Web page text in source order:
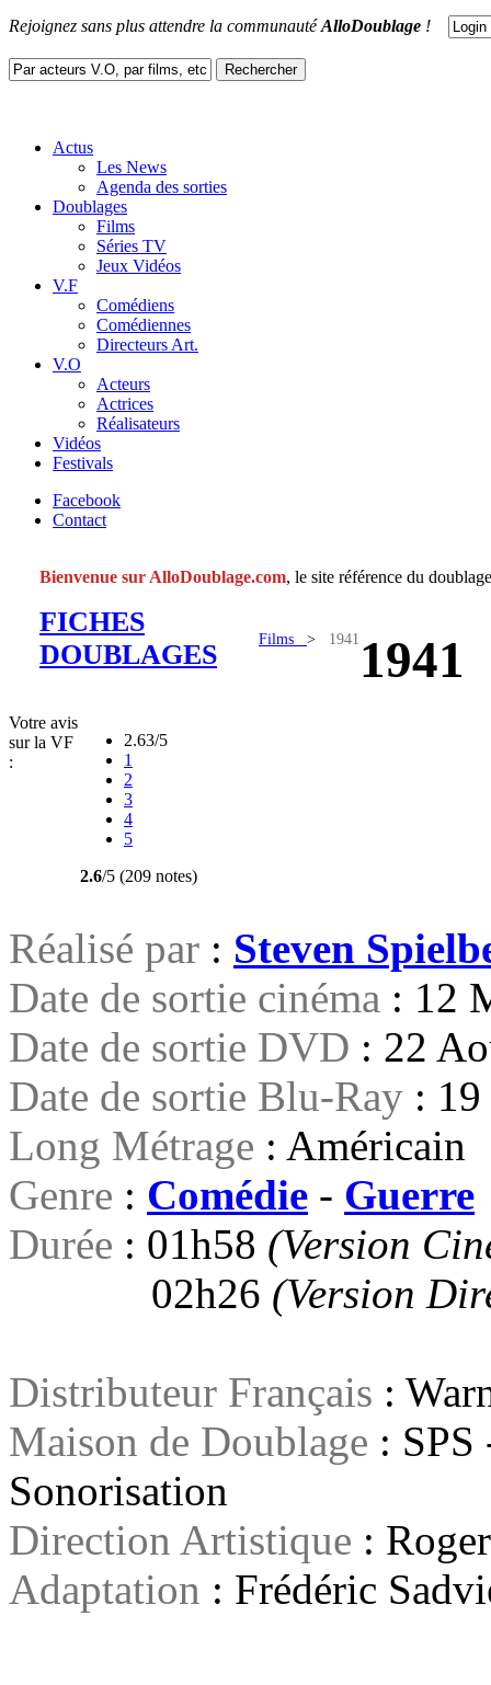
Rejoignez sans plus attendre la communautéAlloDoublage !
Actus
Les News
Agenda des sorties
Doublages
Films
Séries TV
Jeux Vidéos
V.F
Comédiens
Comédiennes
Directeurs Art.
V.O
Acteurs
Actrices
Réalisateurs
Vidéos
Festivals
Facebook
Contact
Bienvenue sur AlloDoublage.com, le site référence du
FICHES
DOUBLAGES
Films > 1941 1941
Votre avis
sur la VF
:
2.63/5
1
2
3
4
5
2.6/5 (209 notes)
Réalisé par : Steven
Date de sortie cinéma : 12
Date de sortie DVD : 22
Date de sortie Blu-Ray :
Long Métrage : Américain
Genre : Comédie - Guerre
Durée : 01h58 (Version
02h26 (Version
Distributeur Français :
Maison de Doublage : SPS
Sonorisation
Direction Artistique :
Adaptation : Frédéric